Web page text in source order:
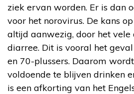
ziek ervan worden. Er is dan
voor het norovirus. De kans
altijd aanwezig, door het vele
diarree. Dit is vooral het
en 70-plussers. Daarom
voldoende te blijven drinken
is een afkorting van het